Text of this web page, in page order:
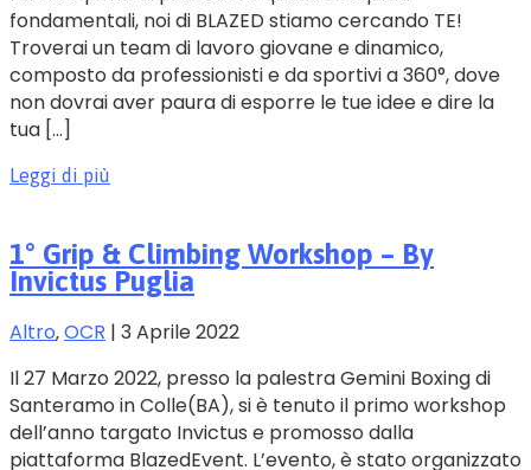
fondamentali, noi di BLAZED stiamo cercando TE!
Troverai un team di lavoro giovane e dinamico,
composto da professionisti e da sportivi a 360°, dove
non dovrai aver paura di esporre le tue idee e dire la
tua […]
Leggi di più
1° Grip & Climbing Workshop – By
Invictus Puglia
Altro‚OCR | 3 Aprile 2022
Il 27 Marzo 2022, presso la palestra Gemini Boxing di
Santeramo in Colle(BA), si è tenuto il primo workshop
dell’anno targato Invictus e promosso dalla
piattaforma BlazedEvent. L’evento, è stato organizzato